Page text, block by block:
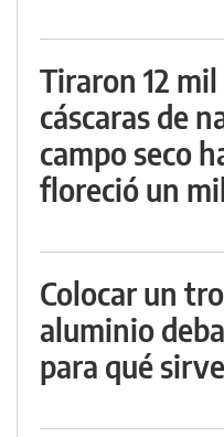
Tiraron 12
cáscaras de
campo seco
floreció un
Colocar un
aluminio
para qué